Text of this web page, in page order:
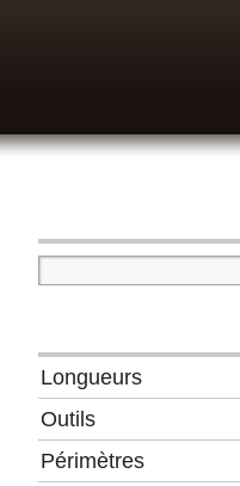
Longueurs
Outils
Périmètres